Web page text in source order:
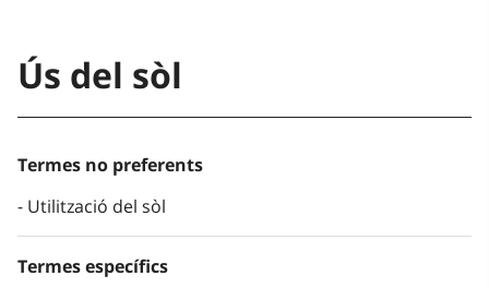
Ús del sòl
Termes no preferents
Utilització del sòl
Termes específics